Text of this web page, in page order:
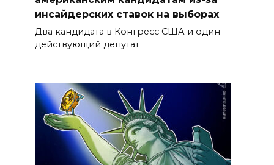
инсайдерских ставок на выборах
Два кандидата в Конгресс США и один
действующий депутат